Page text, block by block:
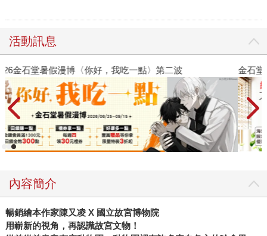
活動訊息
金石堂2026海外優惠：電子書
內容簡介
暢銷繪本作家陳又凌 X 國立故宮博物院
用嶄新的視角，再認識故宮文物！